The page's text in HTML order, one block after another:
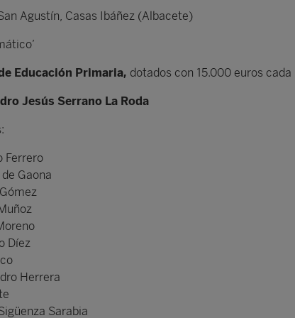
Agustín, Casas Ibáñez (Albacete)
Educación Primaria, dotados con 15.000 euros cada
Jesús Serrano La Roda
Ferrero
Gaona
Díez
Herrera
Sarabia